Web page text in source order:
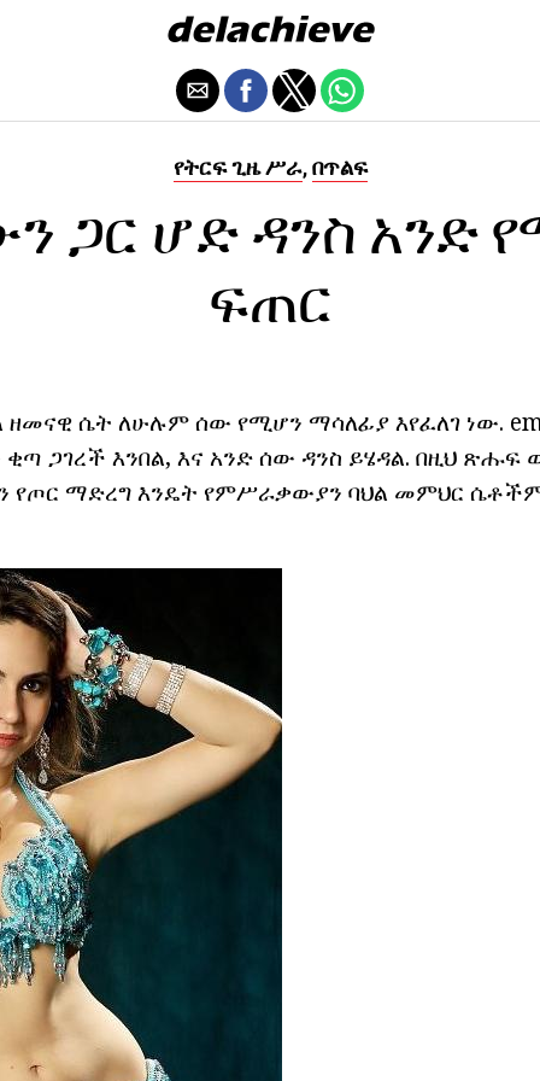
የትርፍ ጊዜ ሥራ, በጥልፍ
ጋር ሆድ ዳንስ አንድ
ፍጠር
ዘመናዊ ሴት ለሁሉም ሰው የሚሆን ማሳለፊያ እየፈለገ ነው.
ጋገረች እንበል, እና አንድ ሰው ዳንስ ይሄዳል. በዚህ ጽሑፍ
የጦር ማድረግ እንዴት የምሥራቃውያን ባህል መምህር